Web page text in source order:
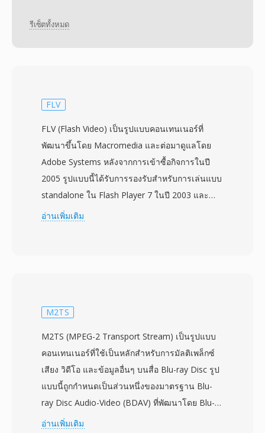
รีเซ็ตทั้งหมด
FLV
FLV (Flash Video) เป็นรูปแบบคอนเทนเนอร์ที่
พัฒนาขึ้นโดย Macromedia และต่อมาดูแลโดย
Adobe Systems หลังจากการเข้าซื้อกิจการในปี
2005 รูปแบบนี้ได้รับการรองรับสำหรับการเล่นแบบ
standalone ใน Flash Player 7 ในปี 2003 และ
กลายเป็นรูปแบบวิดีโอที่ครองตลาดบนเว็บอย่าง
กับการสตรีม จุดแข็งหลักของ FLV คือความสามารถ
ปฏิบัติการและเบราว์เซอร์ต่างๆ ผ่านปลั๊กอิน Flash
เป็นปัญหาหนักของวิดีโอบนเว็บในสมัยนั้น ไฟล์
FLV เริ่มต้นด้วย header ที่กระทัดรัดตามด้วยแพ็ก
เก็ตข้อมูลแบบแท็ก โครงสร้างที่ช่วยให้ค้นหา
ตำแหน่งได้รวดเร็วและดาวน์โหลดแบบ
อ่านเพิ่มเติม
M2TS
M2TS (MPEG-2 Transport Stream) เป็นรูปแบบ
คอนเทนเนอร์ที่ใช้เป็นหลักสำหรับการมัลติเพล็กซ์
เสียง วิดีโอ และข้อมูลอื่นๆ บนสื่อ Blu-ray Disc รูป
แบบนี้ถูกกำหนดเป็นส่วนหนึ่งของมาตรฐาน Blu-
ray Disc Audio-Video (BDAV) ที่พัฒนาโดย Blu-
ray Disc Association โดยผลิตภัณฑ์ Blu-ray เชิง
อ่านเพิ่มเติม